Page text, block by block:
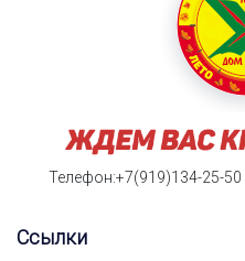
Телефон:+7(919)134-25-50
Ссылки